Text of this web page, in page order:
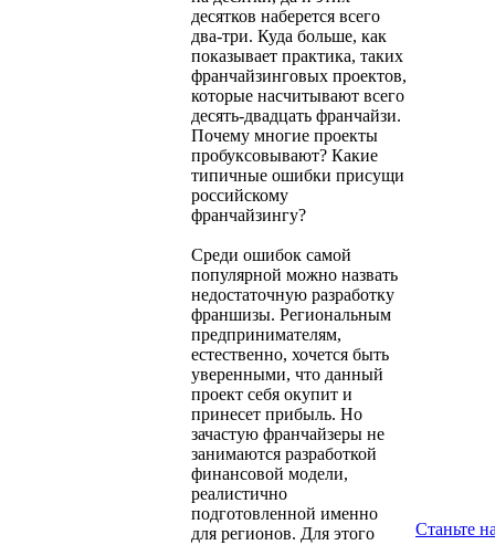
десятков наберется всего
два-три. Куда больше, как
показывает практика, таких
франчайзинговых проектов,
которые насчитывают всего
десять-двадцать франчайзи.
Почему многие проекты
пробуксовывают? Какие
типичные ошибки присущи
российскому
франчайзингу?
Среди ошибок самой
популярной можно назвать
недостаточную разработку
франшизы. Региональным
предпринимателям,
естественно, хочется быть
уверенными, что данный
проект себя окупит и
принесет прибыль. Но
зачастую франчайзеры не
занимаются разработкой
финансовой модели,
реалистично
подготовленной именно
для регионов. Для этого
Станьте